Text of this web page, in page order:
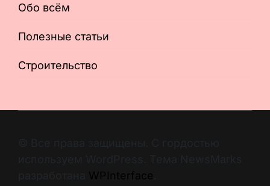
Обо всём
Полезные статьи
Строительство